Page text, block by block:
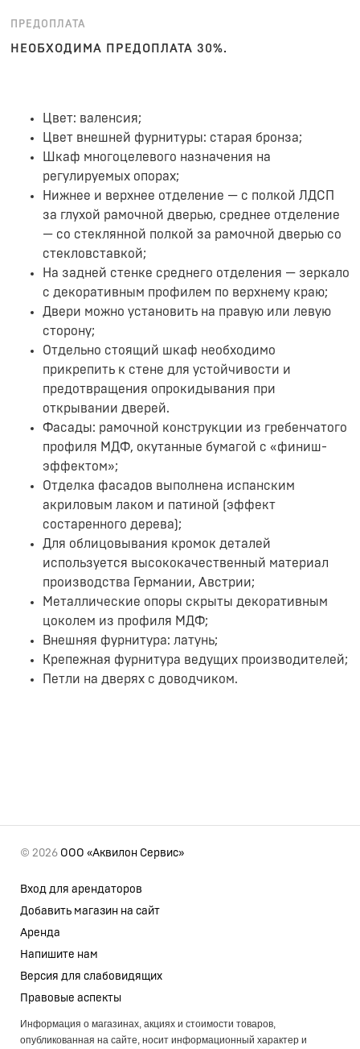
ПРЕДОПЛАТА
НЕОБХОДИМА ПРЕДОПЛАТА 30%.
Цвет: валенсия;
Цвет внешней фурнитуры: ‎старая бронза;
Шкаф многоцелевого назначения на
регулируемых опорах;
Нижнее и верхнее отделение — с полкой ЛДСП
за глухой рамочной дверью, среднее отделение
— со стеклянной полкой за рамочной дверью со
стекловставкой;
На задней стенке среднего отделения — зеркало
с декоративным профилем по верхнему краю;
Двери можно установить на правую или левую
сторону;
Отдельно стоящий шкаф необходимо
прикрепить к стене для устойчивости и
предотвращения опрокидывания при
открывании дверей.
Фасады: рамочной конструкции из гребенчатого
профиля МДФ, окутанные бумагой с «финиш-
эффектом»;
Отделка фасадов выполнена испанским
акриловым лаком и патиной (эффект
состаренного дерева);
Для облицовывания кромок деталей
используется высококачественный материал
производства Германии, Австрии;
Металлические опоры скрыты декоративным
цоколем из профиля МДФ;
Внешняя фурнитура: латунь;
Крепежная фурнитура ведущих производителей;
Петли на дверях с доводчиком.
© 2026 ООО «Аквилон Сервис»
Вход для арендаторов
Добавить магазин на сайт
Аренда
Напишите нам
Версия для слабовидящих
Правовые аспекты
Информация о магазинах, акциях и стоимости товаров,
опубликованная на сайте, носит информационный характер и